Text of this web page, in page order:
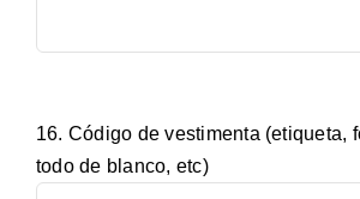
16. Código de vestimenta (etiqueta,
todo de blanco, etc)